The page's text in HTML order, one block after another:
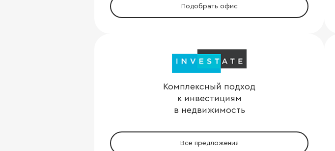
Подобрать офис
Комплексный подход
к инвестициям
в недвижимость
Все предложения